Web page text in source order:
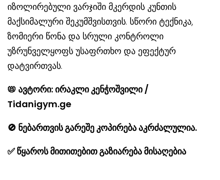
იზოლირებული ვარჯიში მკერდის კუნთის
მაქსიმალური შეკუმშვისთვის. სწორი ტექნიკა,
ზომიერი წონა და სრული კონტროლი
უზრუნველყოფს უსაფრთხო და ეფექტურ
დატვირთვას.
📛 ავტორი: ირაკლი კენჭოშვილი /
Tidanigym.ge
🚫 ნებართვის გარეშე კოპირება აკრძალულია.
✅წყაროს მითითებით გაზიარება მისაღებია